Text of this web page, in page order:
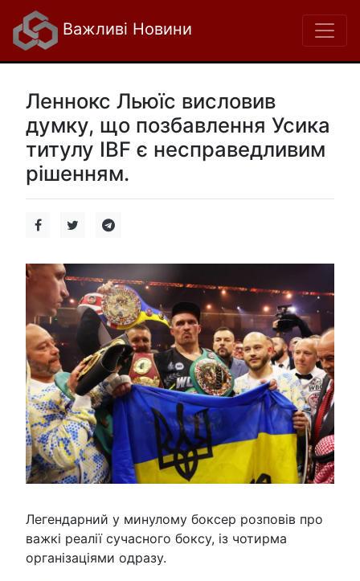
Важливі Новини
Леннокс Льюїс висловив
думку, що позбавлення Усика
титулу IBF є несправедливим
рішенням.
Легендарний у минулому боксер розповів про
важкі реалії сучасного боксу, із чотирма
організаціями одразу.